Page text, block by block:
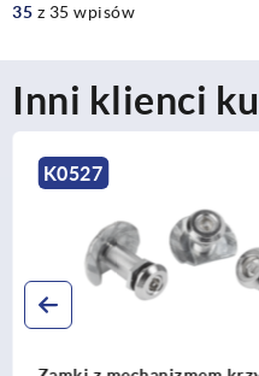
35 z 35 wpisów
Inni klienci
K0527